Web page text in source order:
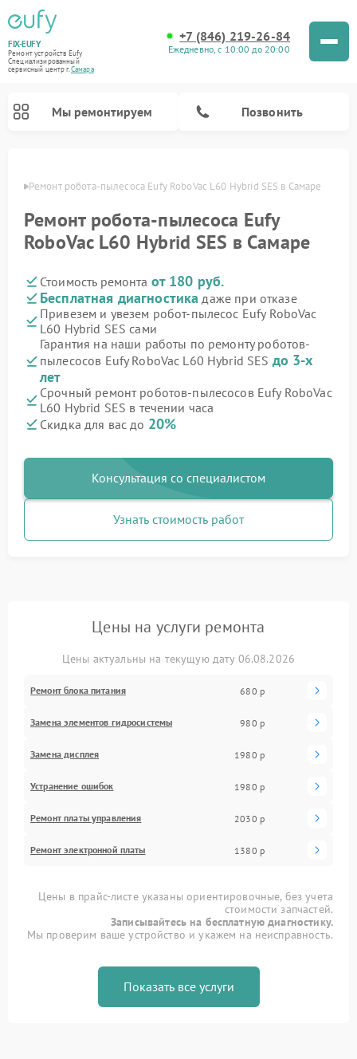
FIX-EUFY
Ремонт устройств Eufy
Специализированный
cервисный центр г.Самара
+7 (846) 219-26-84
Ежедневно, с 10:00 до 20:00
Мы ремонтируем Позвонить
Ремонт робота-пылесоса Eufy RoboVac L60 Hybrid SES в Самаре
Ремонт робота-пылесоса Eufy
RoboVac L60 Hybrid SES в Самаре
Стоимость ремонта от 180 руб.
Бесплатная диагностика даже при отказе
Привезем и увезем робот-пылесос Eufy RoboVac
L60 Hybrid SES сами
Гарантия на наши работы по ремонту роботов-
пылесосов Eufy RoboVac L60 Hybrid SES до 3-х
лет
Срочный ремонт роботов-пылесосов Eufy RoboVac
L60 Hybrid SES в течении часа
Скидка для вас до 20%
Консультация со специалистом
Узнать стоимость работ
Цены на услуги ремонта
Цены актуальны на текущую дату 06.08.2026
Ремонт блока питания 680 р
Замена элементов гидросистемы 980 р
Замена дисплея 1980 р
Устранение ошибок 1980 р
Ремонт платы управления 2030 р
Ремонт электронной платы 1380 р
Цены в прайс-листе указаны ориентировочные, без учета
стоимости запчастей.
Записывайтесь на бесплатную диагностику.
Мы проверим ваше устройство и укажем на неисправность.
Показать все услуги